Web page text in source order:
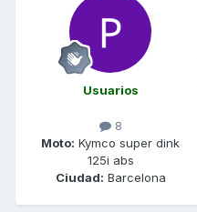
Usuarios
8
Moto: Kymco super dink
125i abs
Ciudad: Barcelona